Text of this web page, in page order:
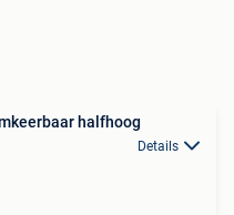
halfhoog
Details